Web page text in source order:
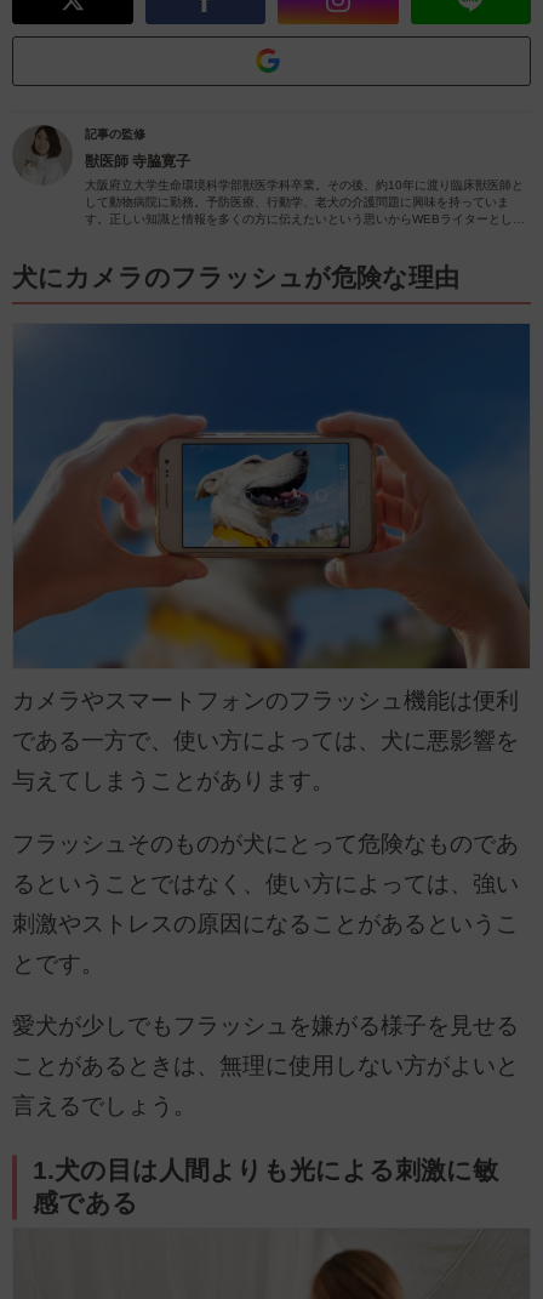
記事の監修
獣医師 寺脇寛子
大阪府立大学生命環境科学部獣医学科卒業。その後、約10年に渡り臨床獣医師と
して動物病院に勤務。予防医療、行動学、老犬の介護問題に興味を持っていま
す。正しい知識と情報を多くの方に伝えたいという思いからWEBライターとして
犬にカメラのフラッシュが危険な理由
カメラやスマートフォンのフラッシュ機能は便利
である一方で、使い方によっては、犬に悪影響を
与えてしまうことがあります。
フラッシュそのものが犬にとって危険なものであ
るということではなく、使い方によっては、強い
刺激やストレスの原因になることがあるというこ
とです。
愛犬が少しでもフラッシュを嫌がる様子を見せる
ことがあるときは、無理に使用しない方がよいと
言えるでしょう。
1.犬の目は人間よりも光による刺激に敏
感である